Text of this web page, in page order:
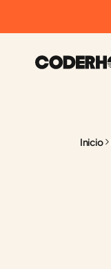
Inicio